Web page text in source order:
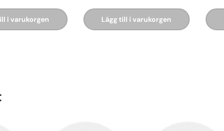
i varukorgen Lägg till i varukorgen